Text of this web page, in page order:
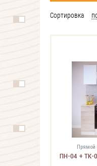
Сортировка
Прямой
ПН-04 + ТК-